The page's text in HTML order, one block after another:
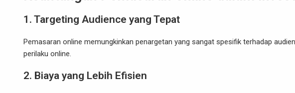
1. Targeting Audience yang Tepat
Pemasaran online memungkinkan penargetan yang sangat spesifik terhadap
perilaku online.
2. Biaya yang Lebih Efisien